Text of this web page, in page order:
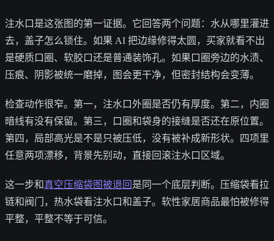
注水口是这张图的第一证据。它回答两个问题：水从哪里灌进
去，盖子怎么锁住。如果 AI 把边缘修得太圆，买家就看不出
是硬质口圈、软胶口还是普通装饰孔。如果口圈旁边的水渍、
压痕、阴影被统一磨掉，图会更干净，但密封结构会变薄。
检查动作很窄。第一，注水口外圈是否仍有厚度。第二，内圈
暗线有没有保留。第三，口圈和袋身的接缝是否还在原位置。
第四，局部高光是不是只被压低，没有被补成新形状。四项里
任意两项漂移，背景先别动，直接回滚注水口区域。
这一步和真空压缩袋图被退回 是同一个底层判断。压缩袋看拉
链和阀门，热水袋看注水口和盖子。软性家居商品最怕被修得
平整，平整不等于可信。